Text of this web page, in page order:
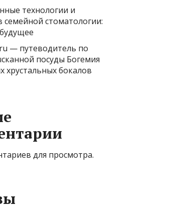
технологии и
семейной стоматологии:
— путеводитель по
посуды Богемия
хрустальных бокалов
для просмотра.